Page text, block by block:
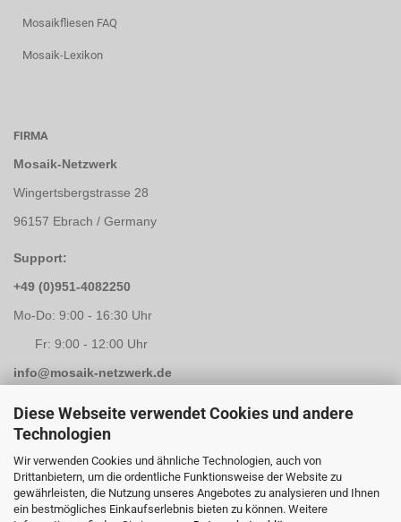
Diese Webseite verwendet Cookies und andere
Technologien
Wir verwenden Cookies und ähnliche Technologien, auch von
Drittanbietern, um die ordentliche Funktionsweise der Website zu
gewährleisten, die Nutzung unseres Angebotes zu analysieren und Ihnen
ein bestmögliches Einkaufserlebnis bieten zu können. Weitere
Mosaikfliesen FAQ
Mosaik-Lexikon
FIRMA
Mosaik-Netzwerk
Wingertsbergstrasse 28
96157 Ebrach / Germany
Support:
+49 (0)951-4082250
Mo-Do: 9:00 - 16:30 Uhr
Fr: 9:00 - 12:00 Uhr
info@mosaik-netzwerk.de
Retouren Adresse:
Mosaik-Netzwerk
Kapellenstrasse 3
96117 Memmelsdorf / Lichteneiche